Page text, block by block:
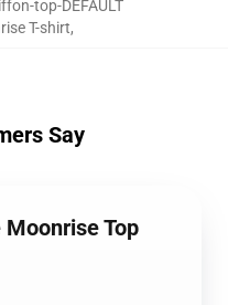
top-DEFAULT
T-shirt,
Say
Top